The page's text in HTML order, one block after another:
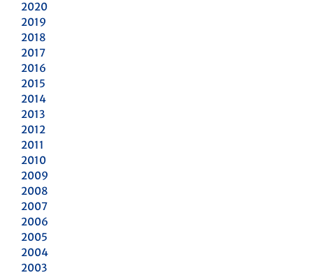
2020
2019
2018
2017
2016
2015
2014
2013
2012
2011
2010
2009
2008
2007
2006
2005
2004
2003